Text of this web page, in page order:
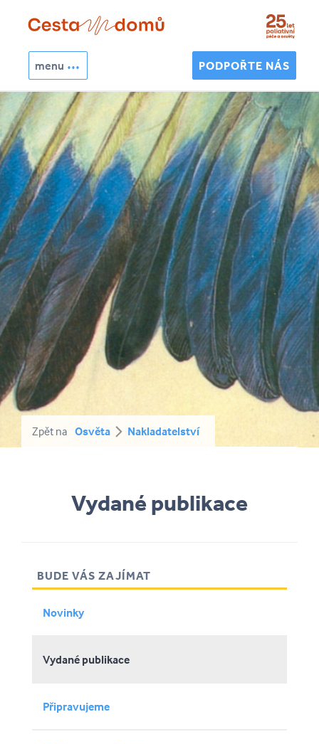
Přejít k hlavnímu obsahu
menu PODPOŘTE NÁS
Vyhledávání
Hledat
Zpět na Osvěta Nakladatelství
Vydané publikace
BUDE VÁS ZAJÍMAT
Novinky
Vydané publikace
Připravujeme